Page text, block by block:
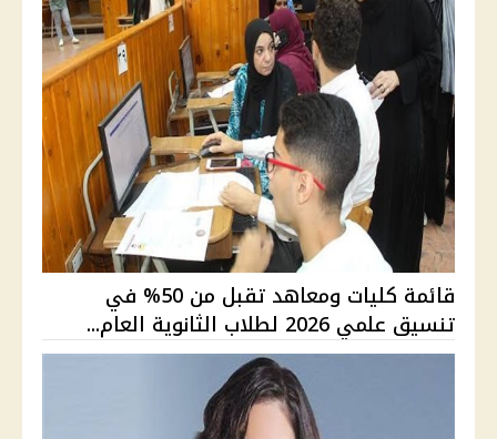
قائمة كليات ومعاهد تقبل من 50% في
تنسيق علمي 2026 لطلاب الثانوية العام...